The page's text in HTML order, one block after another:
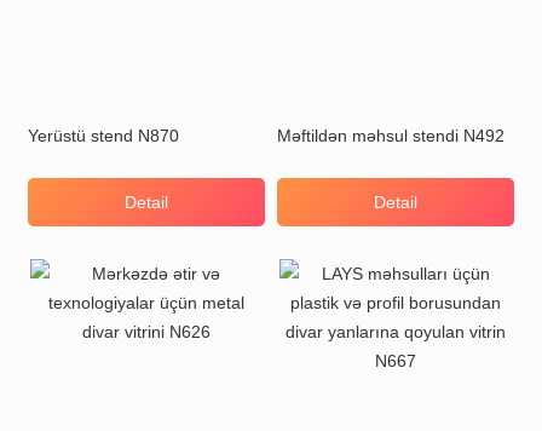
Yerüstü stend N870
Detail
Məftildən məhsul stendi N492
Detail